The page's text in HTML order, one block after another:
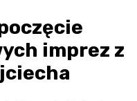
imprez z